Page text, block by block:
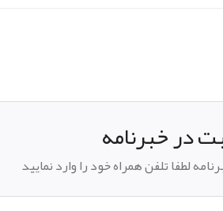
در خبرنامه
لطفا تلفن همراه خود را وارد نمایید